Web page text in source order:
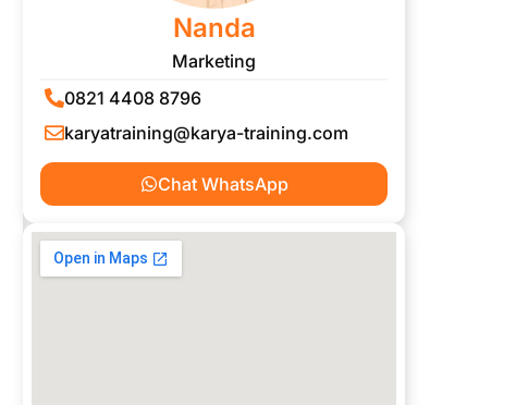
Nanda
Marketing
0821 4408 8796
karyatraining@karya-training.com
Chat WhatsApp